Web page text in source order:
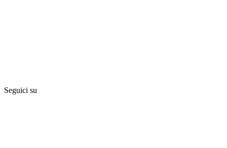
Seguici su